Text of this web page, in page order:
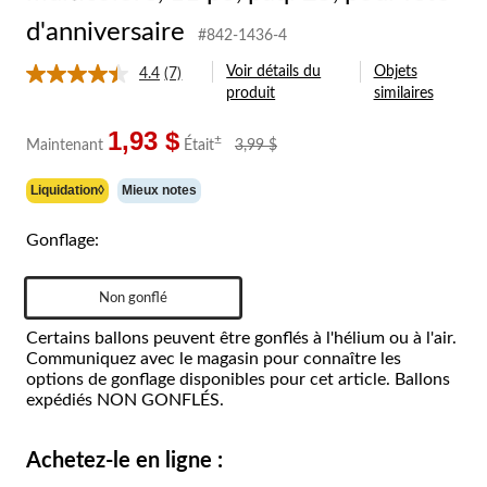
d'anniversaire
#842-1436-4
4.4 Lire
commentaires.
Lien
la
même
(7)
Voir détails du
produit
Objets
similaires
Maintenant 1,93 $ Était± 3,99 $
Liquidation◊ Mieux notes
Gonflage:
Non gonflé
Certains ballons peuvent être gonflés à l'hélium ou à l'air.
Communiquez avec le magasin pour connaître les
options de gonflage disponibles pour cet article. Ballons
expédiés NON GONFLÉS.
Achetez-le en ligne :